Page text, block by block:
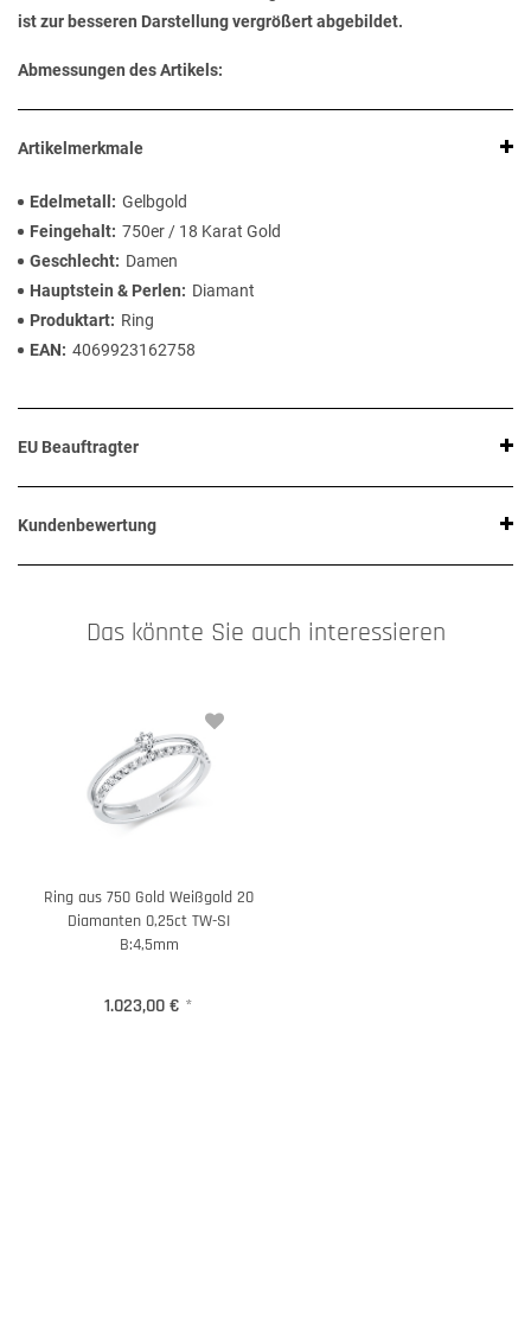
ist zur besseren Darstellung vergrößert abgebildet.
Abmessungen des Artikels:
Artikelmerkmale
Edelmetall
Gelbgold
Feingehalt 750er / 18 Karat Gold
Geschlecht
Damen
Hauptstein & Perlen
Diamant
Produktart
Ring
EAN
4069923162758
EU Beauftragter
Kundenbewertung
Das könnte Sie auch interessieren
Ring aus 750 Gold Weißgold 20
Diamanten 0,25ct TW-SI
B:4,5mm
1.023,00 € *